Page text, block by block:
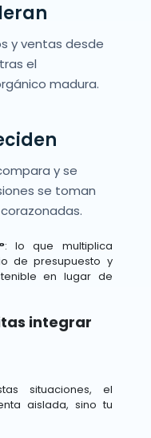
y ventas desde
el
madura.
y se
se toman
: lo que multiplica
de presupuesto y
en lugar de
integrar
situaciones, el
aislada, sino tu